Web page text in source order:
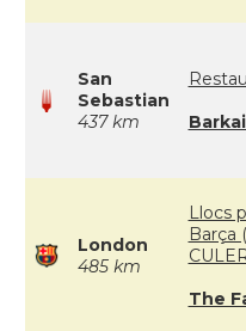
San
Sebastian
437 km
London
485 km
Llocs
Barça
The